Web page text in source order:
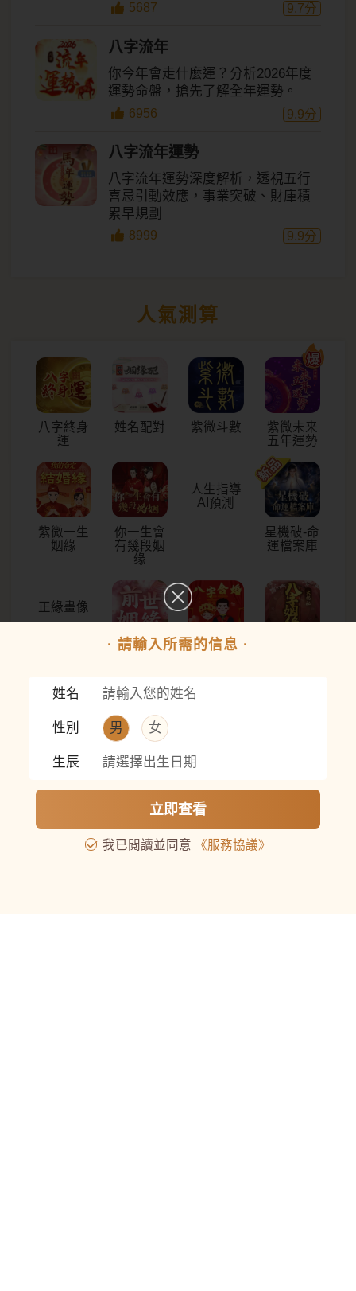
5687 9.7分
八字流年
你今年會走什麼運？分析2026年度
運勢命盤，搶先了解全年運勢。
6956 9.9分
八字流年運勢
八字流年運勢深度解析，透視五行
喜忌引動效應，事業突破、財庫積
累早規劃
8999 9.9分
人氣測算
八字終身
運
姓名配對 紫微斗數
紫微未来
五年運勢
紫微一生
姻緣
你一生會
有幾段姻
缘
星機破-命
運檔案庫
前世姻緣 精品合婚
一生財運
内心世界
奇門遁甲 紫微命書
八字精批
· 請輸入所需的信息 ·
姓名
性別 男 女
生辰 請選擇出生日期
立即查看
我已閲讀並同意 《服務協議》